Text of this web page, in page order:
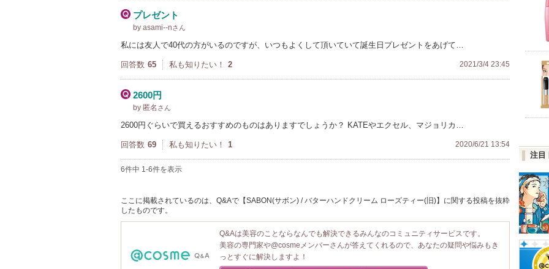
プレゼント
by asami--nさん
私には友人で40代の方がいるのですが、いつもよくして頂いていて誕生日プレゼントをあげて…
回答数 65 私も知りたい！ 2 2021/3/4 23:45
2600円
by 匿名 さん
2600円ぐらいで買えるおすすめのものはありますでしょうか？ KATEやエクセル、マジョリカ…
回答数 69 私も知りたい！ 1 2020/6/21 13:54
6件中 1-6件を表示
ここに掲載されているのは、Q&Aで【SABON(サボン) / バターハンドクリーム ローズティー(旧)】に関する投稿を抜粋
したものです。
Q&Aは美容のことならなんでも解決できるみんなのコミュニティサービスです。
美容の専門家や@cosmeメンバーさんが答えてくれるので、あなたの疑問や悩みもき
っとすぐに解決しますよ！
注目